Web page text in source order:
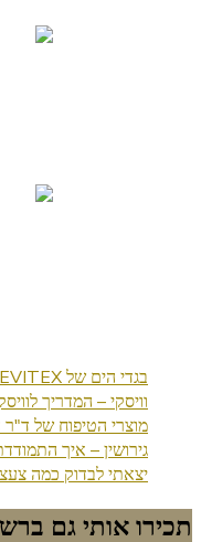
בגדי הים של LEVITEX לקיץ 2024
וויסקי – המדריך
מוצרי הטיפוח של ד"ר
גירושין – איך
יצאתי לבדוק כמה
תכירו אותי גם